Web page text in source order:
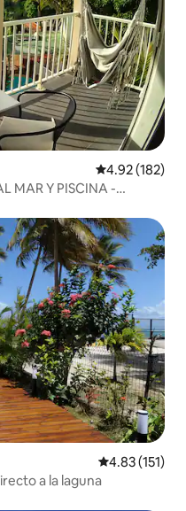
Calificación
4.92 (182)
MAR Y PISCINA -
Calificación
4.83 (151)
a la laguna